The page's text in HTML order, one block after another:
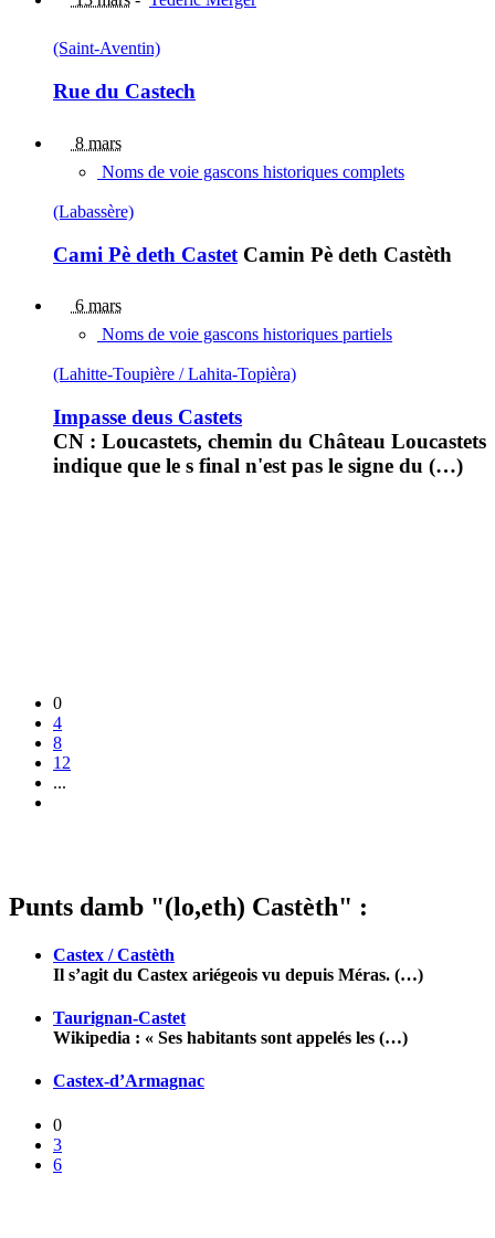
(Saint-Aventin)
Rue du Castech
8 mars
Noms de voie gascons historiques complets
(Labassère)
Cami Pè deth Castet Camin Pè deth Castèth
6 mars
Noms de voie gascons historiques partiels
(Lahitte-Toupière / Lahita-Topièra)
Impasse deus Castets
CN : Loucastets, chemin du Château Loucastets
indique que le s final n'est pas le signe du (…)
0
4
8
12
...
Punts damb "(lo,eth) Castèth" :
Castex / Castèth
Il s’agit du Castex ariégeois vu depuis Méras. (…)
Taurignan-Castet
Wikipedia : « Ses habitants sont appelés les (…)
Castex-d’Armagnac
0
3
6